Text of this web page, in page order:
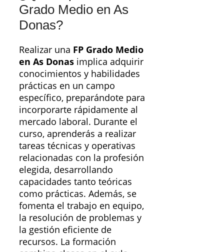
Grado Medio en As
Donas?
Realizar una FP Grado Medio
en As Donas implica adquirir
conocimientos y habilidades
prácticas en un campo
específico, preparándote para
incorporarte rápidamente al
mercado laboral. Durante el
curso, aprenderás a realizar
tareas técnicas y operativas
relacionadas con la profesión
elegida, desarrollando
capacidades tanto teóricas
como prácticas. Además, se
fomenta el trabajo en equipo,
la resolución de problemas y
la gestión eficiente de
recursos. La formación